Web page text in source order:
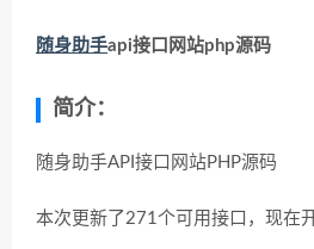
随身助手api接口网站php源码
简介：
随身助手API接口网站PHP源码
本次更新了271个可用接口，现在